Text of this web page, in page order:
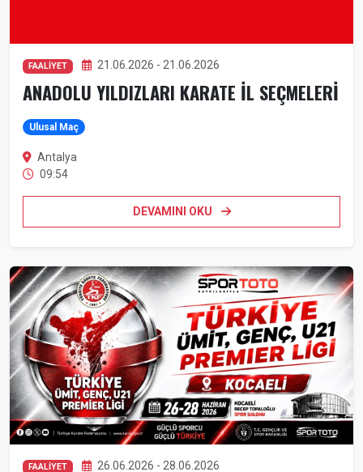
FAALİYET 21.06.2026 - 21.06.2026
ANADOLU YILDIZLARI KARATE İL SEÇMELERİ
Ulusal Maç
Antalya
09:54
DEVAMINI OKU
FAALİYET 26.06.2026 - 28.06.2026